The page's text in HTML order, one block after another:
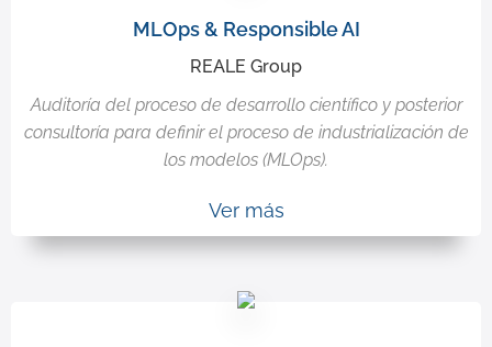
MLOps & Responsible AI
REALE Group
Auditoría del proceso de desarrollo científico y posterior
consultoría para definir el proceso de industrialización de
los modelos (MLOps).
Ver más